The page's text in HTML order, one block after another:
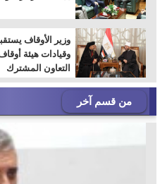
وزير الأوقاف
وقيادات هيئة
التعاون المشترك
من قسم آخر